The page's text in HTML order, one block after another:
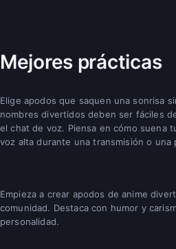
Mejores prácticas
Elige apodos que saquen una sonrisa
nombres divertidos deben ser fáciles
el chat de voz. Piensa en cómo suena
voz alta durante una transmisión o una
Empieza a crear apodos de anime
comunidad. Destaca con humor y
personalidad.